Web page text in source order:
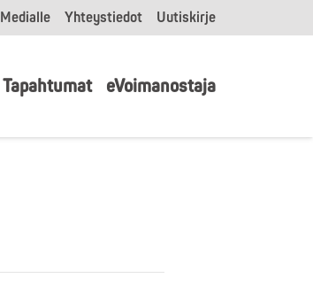
Medialle Yhteystiedot Uutiskirje
Tapahtumat eVoimanostaja